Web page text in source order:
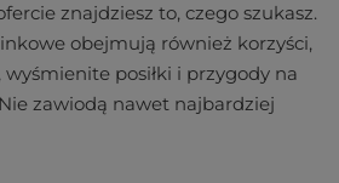
znajdziesz to, czego szukasz.
obejmują również korzyści,
posiłki i przygody na
zawiodą nawet najbardziej